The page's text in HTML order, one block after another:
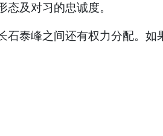
及对习的忠诚度。
泰峰之间还有权力分配。如